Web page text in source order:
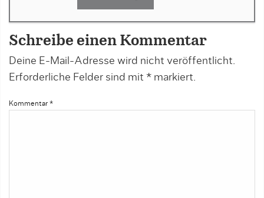
Schreibe einen Kommentar
Deine E-Mail-Adresse wird nicht veröffentlicht.
Erforderliche Felder sind mit * markiert.
Kommentar *